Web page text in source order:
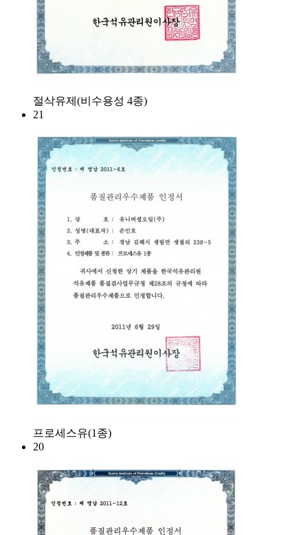
절삭유제(비수용성 4종)
21
프로세스유(1종)
20